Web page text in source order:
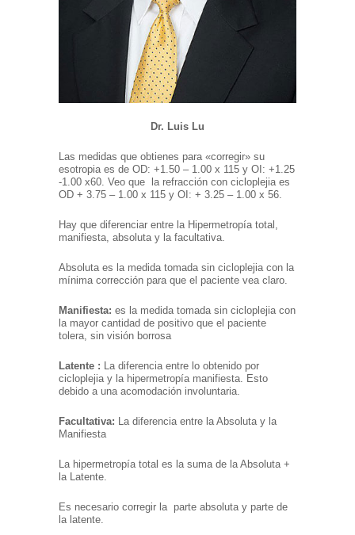
Dr. Luis Lu
Las medidas que obtienes para «corregir» su
esotropia es de OD: +1.50 – 1.00 x 115 y OI: +1.25
-1.00 x60. Veo que la refracción con cicloplejia es
OD + 3.75 – 1.00 x 115 y OI: + 3.25 – 1.00 x 56.
Hay que diferenciar entre la Hipermetropía total,
manifiesta, absoluta y la facultativa.
Absoluta es la medida tomada sin cicloplejia con la
mínima corrección para que el paciente vea claro.
Manifiesta: es la medida tomada sin cicloplejia con
la mayor cantidad de positivo que el paciente
tolera, sin visión borrosa
Latente : La diferencia entre lo obtenido por
cicloplejia y la hipermetropía manifiesta. Esto
debido a una acomodación involuntaria.
Facultativa: La diferencia entre la Absoluta y la
Manifiesta
La hipermetropía total es la suma de la Absoluta +
la Latente.
Es necesario corregir la parte absoluta y parte de
la latente.